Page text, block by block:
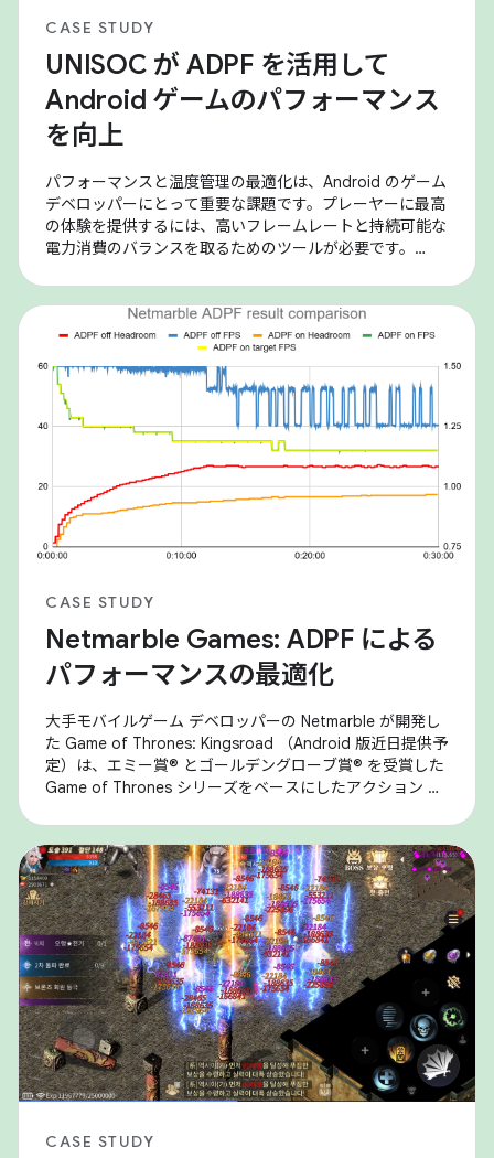
CASE STUDY
UNISOC が ADPF を活用して
Android ゲームのパフォーマンス
を向上
パフォーマンスと温度管理の最適化は、Android のゲーム
デベロッパーにとって重要な課題です。プレーヤーに最高
の体験を提供するには、高いフレームレートと持続可能な
電力消費のバランスを取るためのツールが必要です。
ゲームがデバイスの電力システムや温度システムを直接操
作できるようにする重要な API のセットを提供し、この微
調整された最適化を可能にします。 UNISOC は、これらの
ツールを活用して、SoC
CASE STUDY
Netmarble Games: ADPF による
パフォーマンスの最適化
大手モバイルゲーム デベロッパーの Netmarble が開発し
た Game of Thrones: Kingsroad （Android 版近日提供予
定）は、エミー賞® とゴールデングローブ賞® を受賞した
Game of Thrones シリーズをベースにしたアクション ア
行しているときにパフォーマンスの問題（特にサーマル
スロットリング）が発生し、持続的なパフォーマンスとユ
ーザー
CASE STUDY